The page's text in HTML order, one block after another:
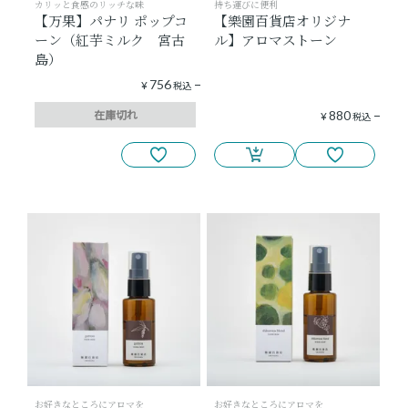
カリッと食感のリッチな味
【万果】パナリ ポップコ
ーン（紅芋ミルク 宮古
島）
¥ 756税込
在庫切れ
持ち運びに便利
【樂園百貨店オリジナ
ル】アロマストーン
¥880税込
お好きなところにアロマを お好きなところにアロマを